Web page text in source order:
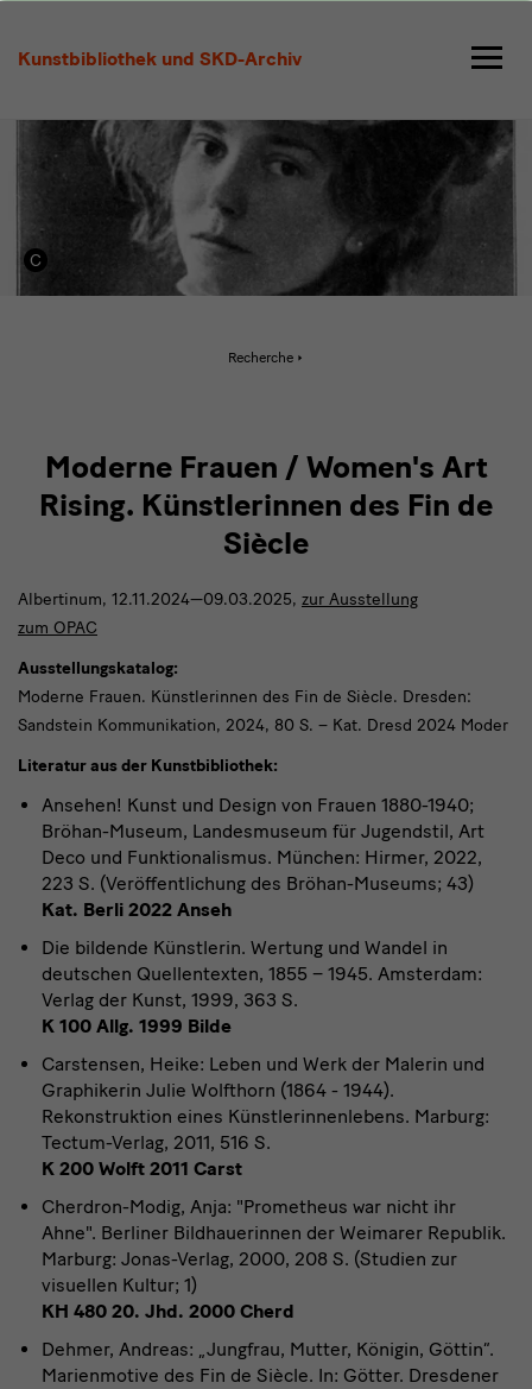
Kunstbibliothek und SKD-Archiv
Frauen
Recherche
Moderne Frauen / Women's Art
Rising. Künstlerinnen des Fin de
Siècle
Albertinum, 12.11.2024—09.03.2025, zur Ausstellung
zum OPAC
Ausstellungskatalog:
Moderne Frauen. Künstlerinnen des Fin de Siècle. Dresden:
Sandstein Kommunikation, 2024, 80 S. – Kat. Dresd 2024 Moder
Literatur aus der Kunstbibliothek:
Ansehen! Kunst und Design von Frauen 1880-1940;
Bröhan-Museum, Landesmuseum für Jugendstil, Art
Deco und Funktionalismus. München: Hirmer, 2022,
223 S. (Veröffentlichung des Bröhan-Museums; 43)
Kat. Berli 2022 Anseh
Die bildende Künstlerin. Wertung und Wandel in
deutschen Quellentexten, 1855 – 1945. Amsterdam:
Verlag der Kunst, 1999, 363 S.
K 100 Allg. 1999 Bilde
Carstensen, Heike: Leben und Werk der Malerin und
Graphikerin Julie Wolfthorn (1864 - 1944).
Rekonstruktion eines Künstlerinnenlebens. Marburg:
Tectum-Verlag, 2011, 516 S.
K 200 Wolft 2011 Carst
Cherdron-Modig, Anja: "Prometheus war nicht ihr
Ahne". Berliner Bildhauerinnen der Weimarer Republik.
Marburg: Jonas-Verlag, 2000, 208 S. (Studien zur
visuellen Kultur; 1)
KH 480 20. Jhd. 2000 Cherd
Dehmer, Andreas: „Jungfrau, Mutter, Königin, Göttin“.
Marienmotive des Fin de Siècle. In: Götter. Dresdener